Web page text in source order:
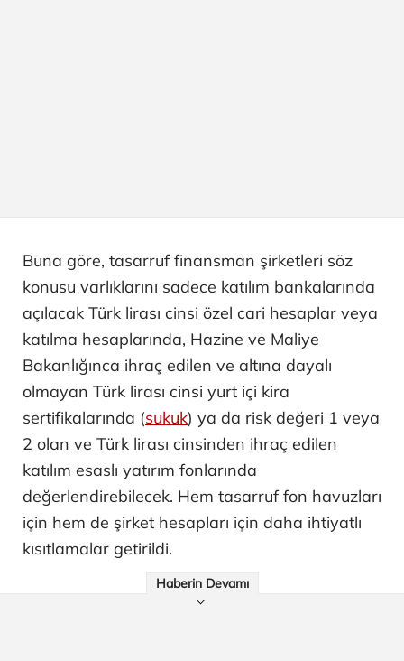
Buna göre, tasarruf finansman şirketleri söz
konusu varlıklarını sadece katılım bankalarında
açılacak Türk lirası cinsi özel cari hesaplar veya
katılma hesaplarında, Hazine ve Maliye
Bakanlığınca ihraç edilen ve altına dayalı
olmayan Türk lirası cinsi yurt içi kira
sertifikalarında (sukuk) ya da risk değeri 1 veya
2 olan ve Türk lirası cinsinden ihraç edilen
katılım esaslı yatırım fonlarında
değerlendirebilecek. Hem tasarruf fon havuzları
için hem de şirket hesapları için daha ihtiyatlı
kısıtlamalar getirildi.
Haberin Devamı